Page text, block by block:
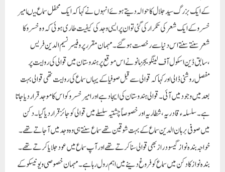
کے ایک بزرگ سید جلال کا حوالہ دیتے ہوئے انہوں نے کہا کہ ایک محفل سماع میںامیر
خسرو کے ایک شعر کی تکرار کی گئی تو ان پر ایسی وجد کی کیفیت طاری ہوئی کہ وہ خسرو کا
شعر سنتے سنتے اس دنیا سے رخصت ہو گئے ۔مہمان مقرر پروفیسر نسیم الدین فریس
،سابق ڈین اسکول آف لینگویجز مانو نے اس موقع پر ہندوستان میں قوالی کی روایت پر
مفصل روشنی ڈالی اور کہا کہ قوالی سے قبل صوفیا کے یہاں سماع کی روایت تھی قوالی بہت
بعدمیں وجود میں آئی ۔قوالی ہندوستان کی ایجاد ہے اور امیر خسرو کو اس کا موجد قرار دیا جاتا
ہے ۔سلسلہ ء قادریہ ، شطاریہ اور خصوصا ً چشتیہ سلسلے میں قوالی کو جائز قرار دیا گیا ۔دکن
میں صوفی برہان الدین سماع کے بہت شوقین تھے سماع سنتے ہی وہ وجد میں آجاتے تھے ۔
خواجہ بندہ نواز گیسو دراز بھی قوالی سنا کرتے تھے اور آپ سماع میں عود جلایا کرتے تھے ۔
بندہ نواز کا دکن میں سماع کو فروغ دینے میں اہم رول رہا ہے ۔مہمان خصوصی ویونیسکو کے